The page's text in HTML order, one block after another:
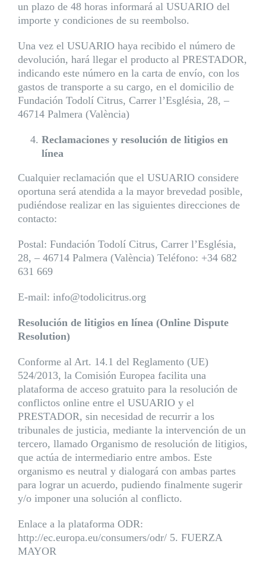
un plazo de 48 horas informará al USUARIO del
importe y condiciones de su reembolso.
Una vez el USUARIO haya recibido el número de
devolución, hará llegar el producto al PRESTADOR,
indicando este número en la carta de envío, con los
gastos de transporte a su cargo, en el domicilio de
Fundación Todolí Citrus, Carrer l’Església, 28, –
46714 Palmera (València)
Reclamaciones y resolución de litigios en
línea
Cualquier reclamación que el USUARIO considere
oportuna será atendida a la mayor brevedad posible,
pudiéndose realizar en las siguientes direcciones de
contacto:
Postal: Fundación Todolí Citrus, Carrer l’Església,
28, – 46714 Palmera (València) Teléfono: +34 682
631 669
E-mail: info@todolicitrus.org
Resolución de litigios en línea (Online Dispute
Resolution)
Conforme al Art. 14.1 del Reglamento (UE)
524/2013, la Comisión Europea facilita una
plataforma de acceso gratuito para la resolución de
conflictos online entre el USUARIO y el
PRESTADOR, sin necesidad de recurrir a los
tribunales de justicia, mediante la intervención de un
tercero, llamado Organismo de resolución de litigios,
que actúa de intermediario entre ambos. Este
organismo es neutral y dialogará con ambas partes
para lograr un acuerdo, pudiendo finalmente sugerir
y/o imponer una solución al conflicto.
Enlace a la plataforma ODR:
http://ec.europa.eu/consumers/odr/ 5. FUERZA
MAYOR